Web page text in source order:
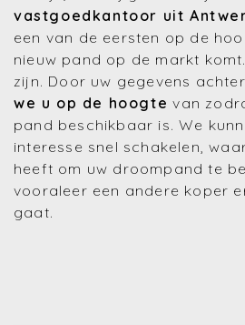
vastgoedkantoor uit
een van de eersten op de
nieuw pand op de markt
zijn. Door uw gegevens
we u op de hoogte van
pand beschikbaar is. We
interesse snel schakelen,
heeft om uw droompand te
vooraleer een andere koper
gaat.